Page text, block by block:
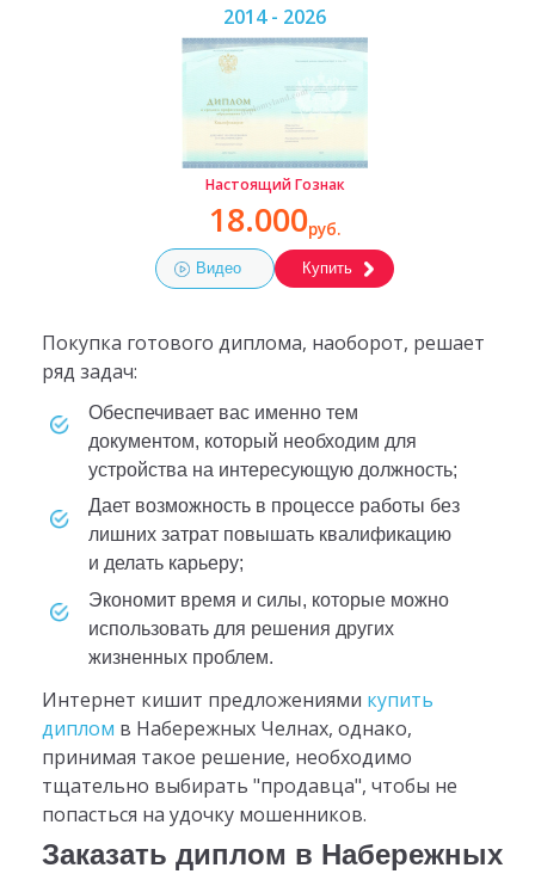
2014 - 2026
Настоящий Гознак
18.000руб.
Видео Купить
Покупка готового диплома, наоборот, решает
ряд задач:
обеспечивает вас именно тем
документом, который необходим для
устройства на интересующую должность;
дает возможность в процессе работы без
лишних затрат повышать квалификацию
и делать карьеру;
экономит время и силы, которые можно
использовать для решения других
жизненных проблем.
Интернет кишит предложениями купить
диплом в Набережных Челнах, однако,
принимая такое решение, необходимо
тщательно выбирать "продавца", чтобы не
попасться на удочку мошенников.
Заказать диплом в Набережных